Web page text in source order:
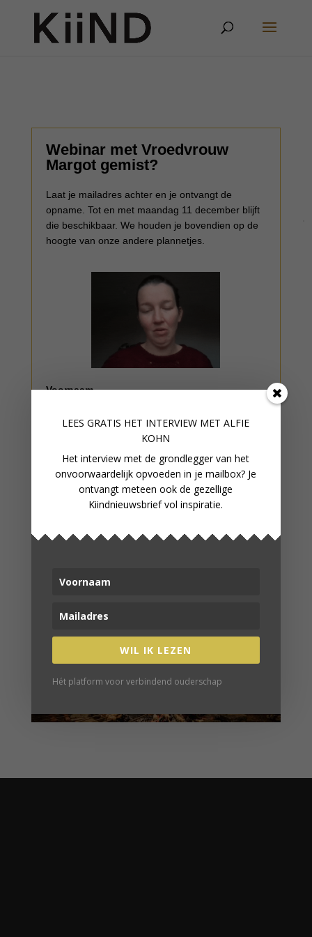
Webinar met Vroedvrouw
Margot gemist?
Laat je mailadres achter en je ontvangt de
opname. Tot en met maandag 11 december blijft
die beschikbaar. We houden je bovendien op de
hoogte van onze andere plannetjes.
Voornaam
Kom maar op
AL GEHOORD OVER ONS
DE KIINDSPEELTUIN!
LEES GRATIS HET INTERVIEW MET ALFIE
KOHN
Het interview met de grondlegger van het
onvoorwaardelijk opvoeden in je mailbox? Je
ontvangt meteen ook de gezellige
Kiindnieuwsbrief vol inspiratie.
WIL IK LEZEN
Hét platform voor verbindend ouderschap